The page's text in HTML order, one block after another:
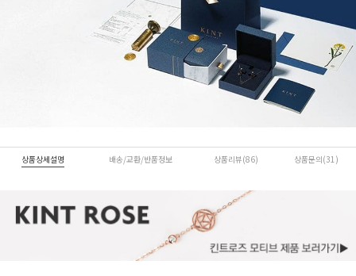
상품상세설명 배송/교환/반품정보 상품리뷰(86) 상품문의(31)